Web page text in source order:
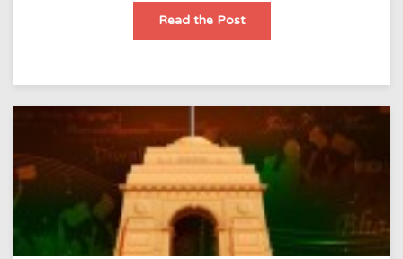
Read the Postवो
का